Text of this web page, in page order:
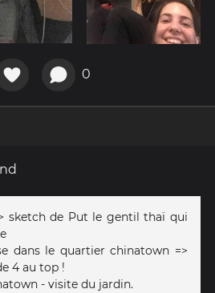
0
sketch de Put le gentil thaï qui
dans le quartier chinatown =>
4 au top !
- visite du jardin.